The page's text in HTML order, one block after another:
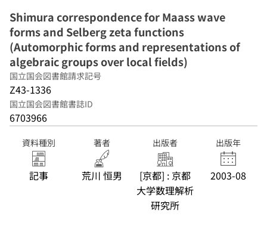
of algebraic
groups over
local fields)
Shimura correspondence for Maass wave
forms and Selberg zeta functions
(Automorphic forms and representations of
algebraic groups over local fields)
国立国会図書館請求記号
Z43-1336
国立国会図書館書誌ID
6703966
資料種別
記事
著者
荒川 恒男
出版者
[京都] : 京都
大学数理解析
研究所
出版年
2003-08